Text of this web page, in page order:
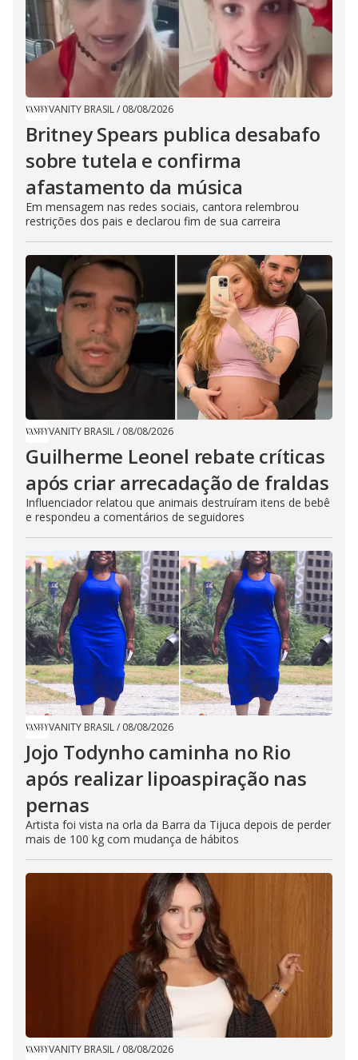
VANITY BRASIL/ 08/08/2026
Britney Spears publica desabafo
sobre tutela e confirma
afastamento da música
Em mensagem nas redes sociais, cantora relembrou
restrições dos pais e declarou fim de sua carreira
VANITY BRASIL/ 08/08/2026
Guilherme Leonel rebate críticas
após criar arrecadação de fraldas
Influenciador relatou que animais destruíram itens de bebê
e respondeu a comentários de seguidores
VANITY BRASIL/ 08/08/2026
Jojo Todynho caminha no Rio
após realizar lipoaspiração nas
pernas
Artista foi vista na orla da Barra da Tijuca depois de perder
mais de 100 kg com mudança de hábitos
VANITY BRASIL/ 08/08/2026